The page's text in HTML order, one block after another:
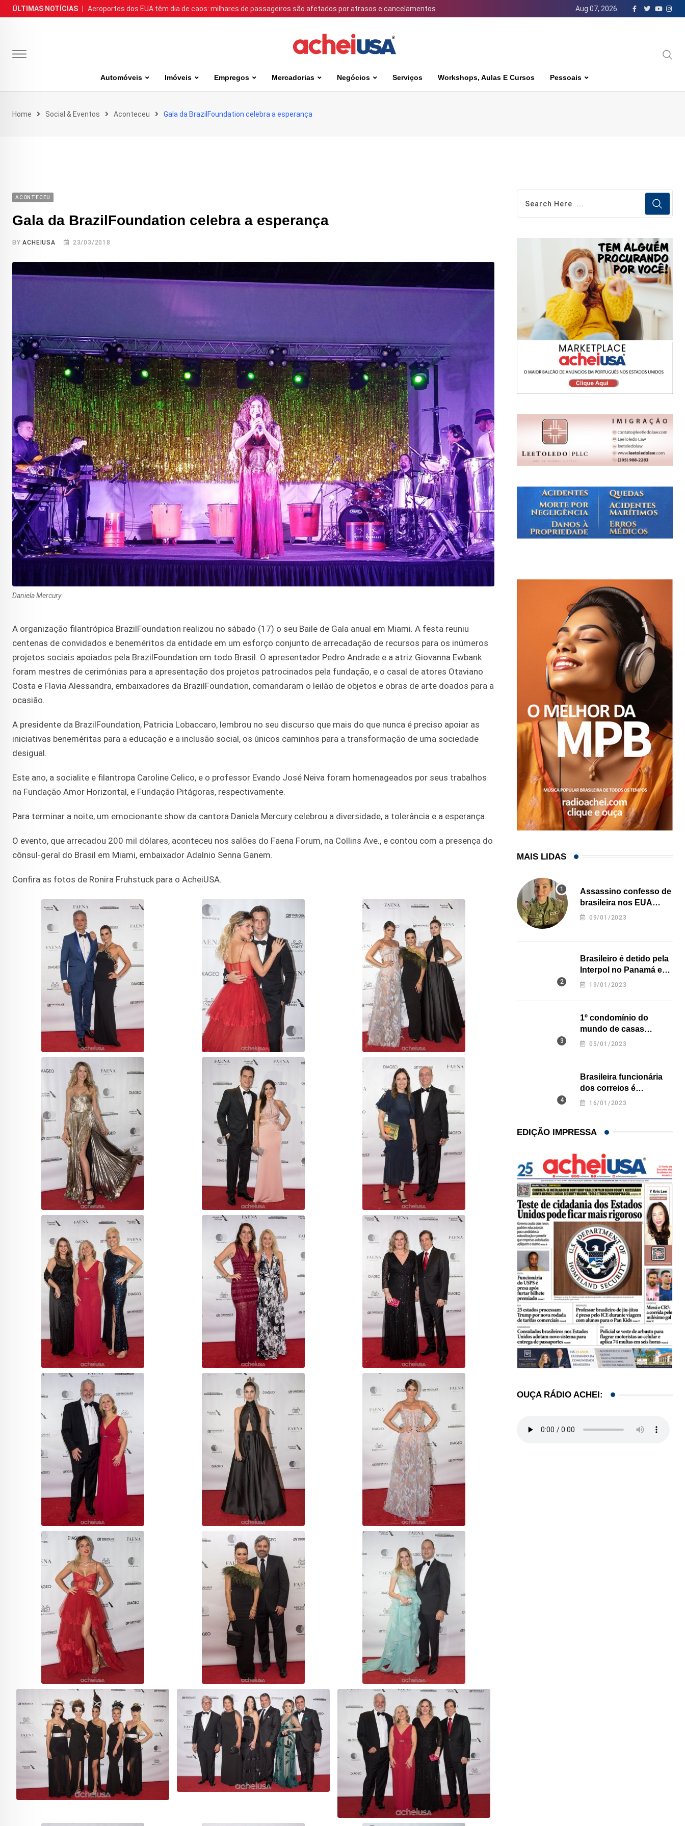
Skip
to
ÚLTIMAS NOTÍCIAS Aeroportos dos EUA têm dia de caos: milhares de passageiros são afetados por atrasos e cancelamentos Aug 07, 2026
Automóveis Imóveis Empregos Mercadorias Negócios Serviços Workshops, Aulas E Cursos Pessoais
Home Social & Eventos Aconteceu Gala da BrazilFoundation celebra a esperança
ACONTECEU
Gala da BrazilFoundation celebra a esperança
BYACHEIUSA 23/03/2018
Daniela Mercury
A organização filantrópica BrazilFoundation realizou no sábado (17) o seu Baile de Gala anual em Miami. A festa reuniu
centenas de convidados e beneméritos da entidade em um esforço conjunto de arrecadação de recursos para os inúmeros
projetos sociais apoiados pela BrazilFoundation em todo Brasil. O apresentador Pedro Andrade e a atriz Giovanna Ewbank
foram mestres de cerimônias para a apresentação dos projetos patrocinados pela fundação, e o casal de atores Otaviano
Costa e Flavia Alessandra, embaixadores da BrazilFoundation, comandaram o leilão de objetos e obras de arte doados para a
ocasião.
A presidente da BrazilFoundation, Patricia Lobaccaro, lembrou no seu discurso que mais do que nunca é preciso apoiar as
iniciativas beneméritas para a educação e a inclusão social, os únicos caminhos para a transformação de uma sociedade
desigual.
Este ano, a socialite e filantropa Caroline Celico, e o professor Evando José Neiva foram homenageados por seus trabalhos
na Fundação Amor Horizontal, e Fundação Pitágoras, respectivamente.
Para terminar a noite, um emocionante show da cantora Daniela Mercury celebrou a diversidade, a tolerância e a esperança.
O evento, que arrecadou 200 mil dólares, aconteceu nos salões do Faena Forum, na Collins Ave., e contou com a presença do
cônsul-geral do Brasil em Miami, embaixador Adalnio Senna Ganem.
Confira as fotos de Ronira Fruhstuck para o AcheiUSA.
MAIS LIDAS
Assassino confesso de
brasileira nos EUA
revela onde deixou o
09/01/2023
Brasileiro é detido pela
Interpol no Panamá e
pode pegar prisão
19/01/2023
1º condomínio do
mundo de casas
impressas em 3D é
05/01/2023
Brasileira funcionária
dos correios é
assassinada a facadas
16/01/2023
EDIÇÃO IMPRESSA
OUÇA RÁDIO ACHEI: